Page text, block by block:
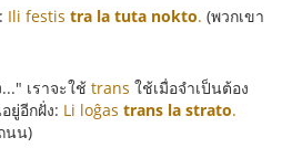
Ili festis tra la tuta nokto. (พวกเขา
เราจะใช้ trans ใช้เมื่อจำเป็นต้อง
ยู่อีกฝั่ง: Li loĝas trans la strato.
นน)